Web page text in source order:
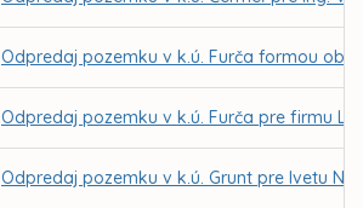
Odpredaj pozemku v k.ú. Furča formou
Odpredaj pozemku v k.ú. Furča pre firmu
Odpredaj pozemku v k.ú. Grunt pre Ivetu